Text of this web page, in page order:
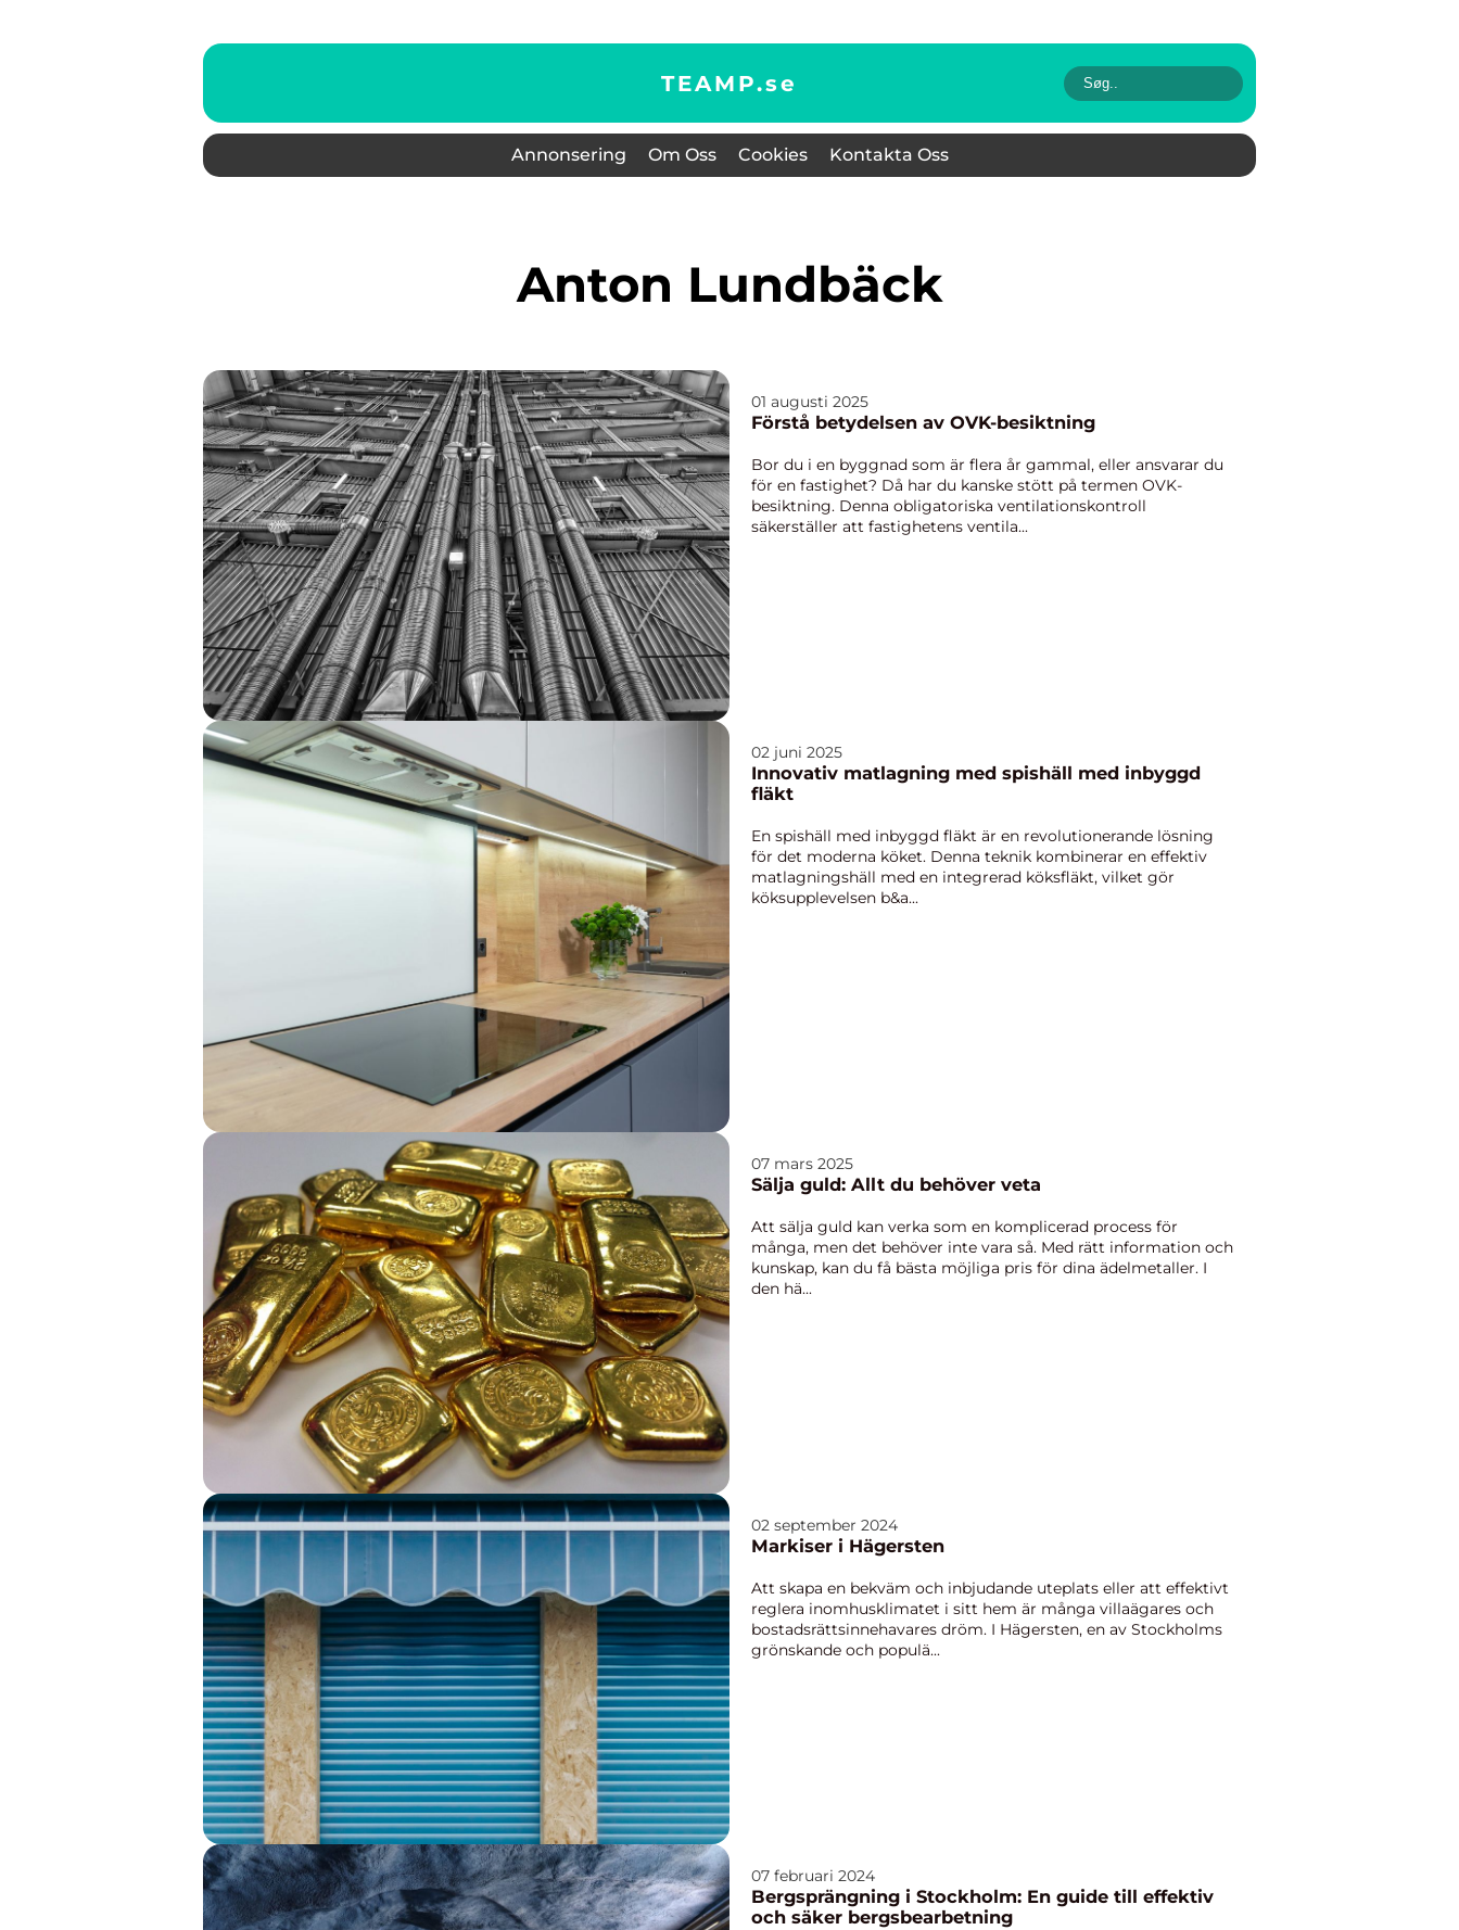
TEAMP.se
Annonsering Om Oss Cookies Kontakta Oss
Anton Lundbäck
01 augusti 2025
Förstå betydelsen av OVK-besiktning
Bor du i en byggnad som är flera år gammal, eller ansvarar du
för en fastighet? Då har du kanske stött på termen OVK-
besiktning. Denna obligatoriska ventilationskontroll
säkerställer att fastighetens ventila...
02 juni 2025
Innovativ matlagning med spishäll med inbyggd
fläkt
En spishäll med inbyggd fläkt är en revolutionerande lösning
för det moderna köket. Denna teknik kombinerar en effektiv
matlagningshäll med en integrerad köksfläkt, vilket gör
köksupplevelsen b&a...
07 mars 2025
Sälja guld: Allt du behöver veta
Att sälja guld kan verka som en komplicerad process för
många, men det behöver inte vara så. Med rätt information och
kunskap, kan du få bästa möjliga pris för dina ädelmetaller. I
den hä...
02 september 2024
Markiser i Hägersten
Att skapa en bekväm och inbjudande uteplats eller att effektivt
reglera inomhusklimatet i sitt hem är många villaägares och
bostadsrättsinnehavares dröm. I Hägersten, en av Stockholms
grönskande och populä...
07 februari 2024
Bergsprängning i Stockholm: En guide till effektiv
och säker bergsbearbetning